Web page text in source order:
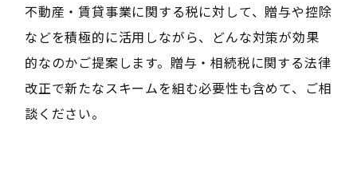
不動産・賃貸事業に関する税に対して、贈与や控除
などを積極的に活用しながら、どんな対策が効果
的なのかご提案します。贈与・相続税に関する法律
改正で新たなスキームを組む必要性も含めて、ご相
談ください。